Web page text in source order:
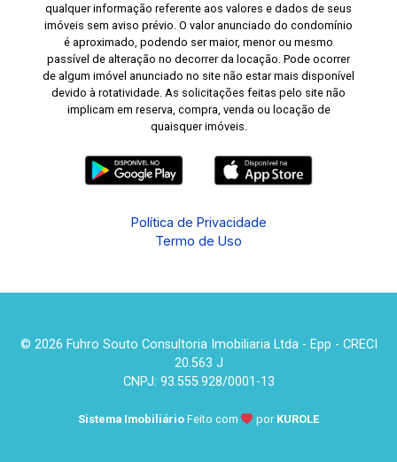
qualquer informação referente aos valores e dados de seus
imóveis sem aviso prévio. O valor anunciado do condomínio
é aproximado, podendo ser maior, menor ou mesmo
passível de alteração no decorrer da locação. Pode ocorrer
de algum imóvel anunciado no site não estar mais disponível
devido à rotatividade. As solicitações feitas pelo site não
implicam em reserva, compra, venda ou locação de
quaisquer imóveis.
Política de Privacidade
Termo de Uso
© 2026 Fuhro Souto Consultoria Imobiliaria Ltda - Epp - CRECI
20.563 J
CNPJ: 93.555.928/0001-13
Sistema Imobiliário Feito com por KUROLE